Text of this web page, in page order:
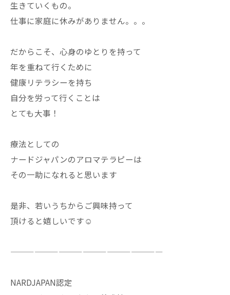
生きていくもの。
仕事に家庭に休みがありません。。。
だからこそ、心身のゆとりを持って
年を重ねて行くために
健康リテラシーを持ち
自分を労って行くことは
とても大事！
療法としての
ナードジャパンのアロマテラピーは
その一助になれると思います
是非、若いうちからご興味持って
頂けると嬉しいです☺️
———————————————————
NARDJAPAN認定